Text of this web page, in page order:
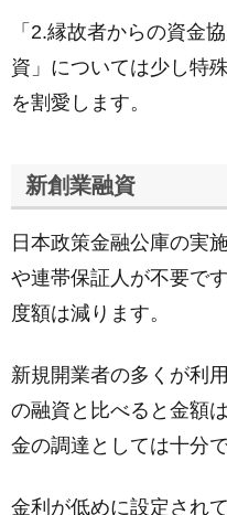
「2.縁故者からの資金
資」については少し特
を割愛します。
新創業融資
日本政策金融公庫の実
や連帯保証人が不要で
度額は減ります。
新規開業者の多くが利
の融資と比べると金額
金の調達としては十分で
金利が低めに設定され